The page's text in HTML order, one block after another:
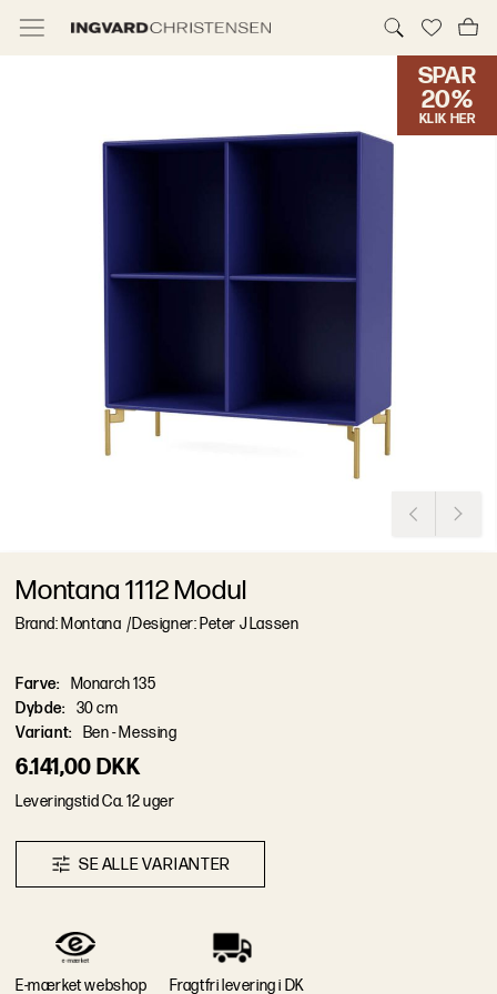
SPAR
20%
KLIK HER
6.141,00 DKK
Leveringstid Ca. 12 uger
Montana 1112 Modul
Brand: Montana /Designer: Peter J Lassen
SEALLEVAR ANTER
Farve:
Monarch 135
Dybde:
30 cm
Variant: Ben - Messing
E-mærket webshop Fragtfri levering i DK
MØBELHUSENE